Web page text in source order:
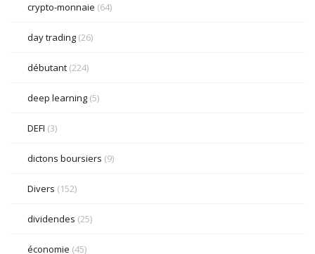
crypto-monnaie (64)
day trading (26)
débutant (224)
deep learning (5)
DEFI (3)
dictons boursiers (9)
Divers (152)
dividendes (25)
économie (45)